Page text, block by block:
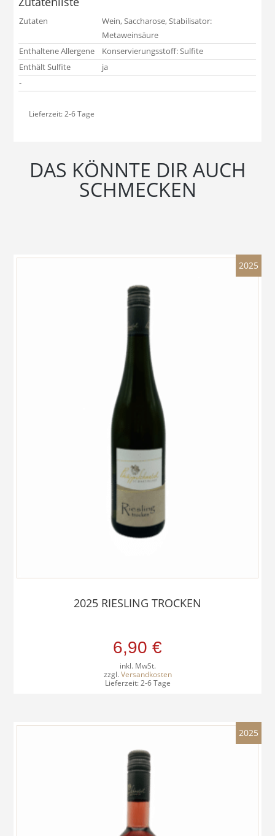
Zutaten
Wein, Saccharose, Stabilisator:
Metaweinsäure
Enthaltene Allergene
Konservierungsstoff: Sulfite
Enthält Sulfite
ja
-
Lieferzeit:2-6 Tage
DAS KÖNNTE DIR AUCH
SCHMECKEN
2025
2025 RIESLING TROCKEN
6,90 €
inkl. MwSt.
zzgl.Versandkosten
Lieferzeit:2-6 Tage
2025